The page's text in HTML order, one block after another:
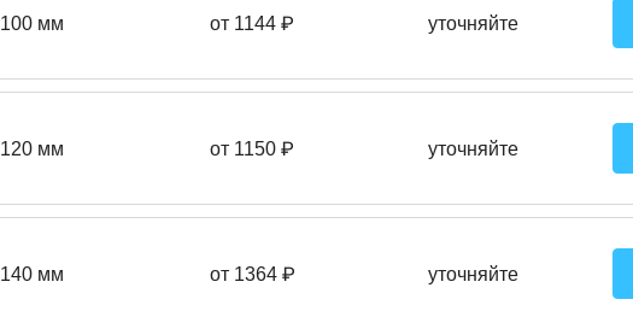
100 мм от 1144 ₽ уточняйте
120 мм от 1150 ₽ уточняйте
140 мм от 1364 ₽ уточняйте